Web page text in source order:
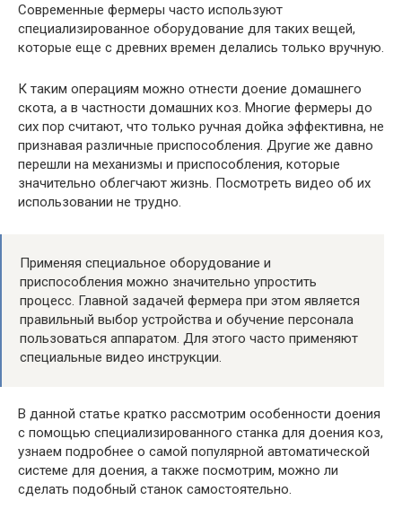
Современные фермеры часто используют
специализированное оборудование для таких вещей,
которые еще с древних времен делались только вручную.
К таким операциям можно отнести доение домашнего
скота, а в частности домашних коз. Многие фермеры до
сих пор считают, что только ручная дойка эффективна, не
признавая различные приспособления. Другие же давно
перешли на механизмы и приспособления, которые
значительно облегчают жизнь. Посмотреть видео об их
использовании не трудно.
Применяя специальное оборудование и
приспособления можно значительно упростить
процесс. Главной задачей фермера при этом является
правильный выбор устройства и обучение персонала
пользоваться аппаратом. Для этого часто применяют
специальные видео инструкции.
В данной статье кратко рассмотрим особенности доения
с помощью специализированного станка для доения коз,
узнаем подробнее о самой популярной автоматической
системе для доения, а также посмотрим, можно ли
сделать подобный станок самостоятельно.